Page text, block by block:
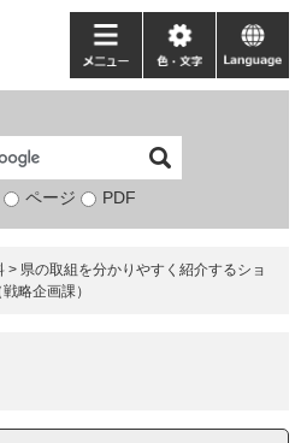
検
象
ページ PDF
メ
ニ
ー
色・
文
language
> 県の取組を分かりやすく紹介するショ
略企画課）